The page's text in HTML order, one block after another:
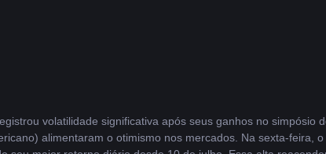
volatilidade significativa após seus ganhos no
alimentaram o otimismo nos mercados. Na sexta-feira,